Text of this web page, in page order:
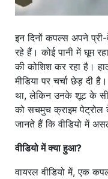
इन दिनों कपल्स अपने
रहे हैं। कोई पानी में घूम
की कोशिश कर रहा है।
मीडिया पर चर्चा छेड़ दी
था, लेकिन उनके शूट के
को सचमुच क्राइम पेट्रोल
जानते हैं कि वीडियो में
वीडियो में क्या हुआ?
वायरल वीडियो में, एक